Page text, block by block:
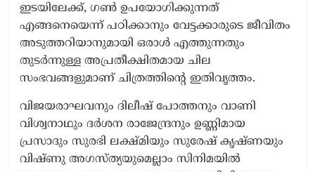
ഇടയിലേക്ക്, ഗൺ ഉപയോഗിക്കുന്നത്
എങ്ങനെയെന്ന് പഠിക്കാനും വേട്ടക്കാരുടെ ജീവിതം
അടുത്തറിയാനുമായി ഒരാൾ എത്തുന്നതും
തുടർന്നുള്ള അപ്രതീക്ഷിതമായ ചില
സംഭവങ്ങളുമാണ് ചിത്രത്തിന്റെ ഇതിവൃത്തം.
വിജയരാഘവനും ദിലീഷ് പോത്തനും വാണി
വിശ്വനാഥും ദർശന രാജേന്ദ്രനും ഉണ്ണിമായ
പ്രസാദും സുരഭി ലക്ഷ്മിയും സുരേഷ് കൃഷ്ണയും
വിഷ്ണു അഗസ്ത്യയുമെല്ലാം സിനിമയിൽ